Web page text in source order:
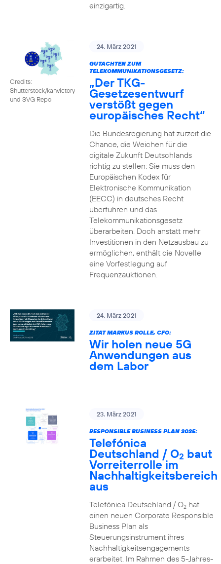
einzigartig.
Credits:
Shutterstock/kanvictory
und SVG Repo
24. März 2021
GUTACHTEN ZUM
TELEKOMMUNIKATIONSGESETZ:
„Der TKG-
Gesetzesentwurf
verstößt gegen
europäisches Recht“
Die Bundesregierung hat zurzeit die
Chance, die Weichen für die
digitale Zukunft Deutschlands
richtig zu stellen: Sie muss den
Europäischen Kodex für
Elektronische Kommunikation
(EECC) in deutsches Recht
überführen und das
Telekommunikationsgesetz
überarbeiten. Doch anstatt mehr
Investitionen in den Netzausbau zu
ermöglichen, enthält die Novelle
eine Vorfestlegung auf
Frequenzauktionen.
24. März 2021
ZITAT MARKUS ROLLE, CFO:
Wir holen neue 5G
Anwendungen aus
dem Labor
23. März 2021
RESPONSIBLE BUSINESS PLAN 2025:
Telefónica
Deutschland / O2 baut
Vorreiterrolle im
Nachhaltigkeitsbereich
aus
Telefónica Deutschland / O2hat
einen neuen Corporate Responsible
Business Plan als
Steuerungsinstrument ihres
Nachhaltigkeitsengagements
erarbeitet. Im Rahmen des 5-Jahres-